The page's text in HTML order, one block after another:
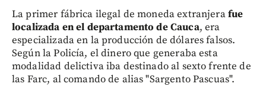
La primer fábrica ilegal de moneda extranjerafue
localizada en el departamento de Cauca, era
especializada en la producción de dólares falsos.
Según la Policía, el dinero que generaba esta
modalidad delictiva iba destinado al sexto frente de
las Farc, al comando de alias "Sargento Pascuas".